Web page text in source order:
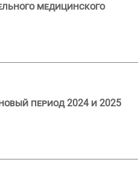
медицинского
период 2024 и 2025